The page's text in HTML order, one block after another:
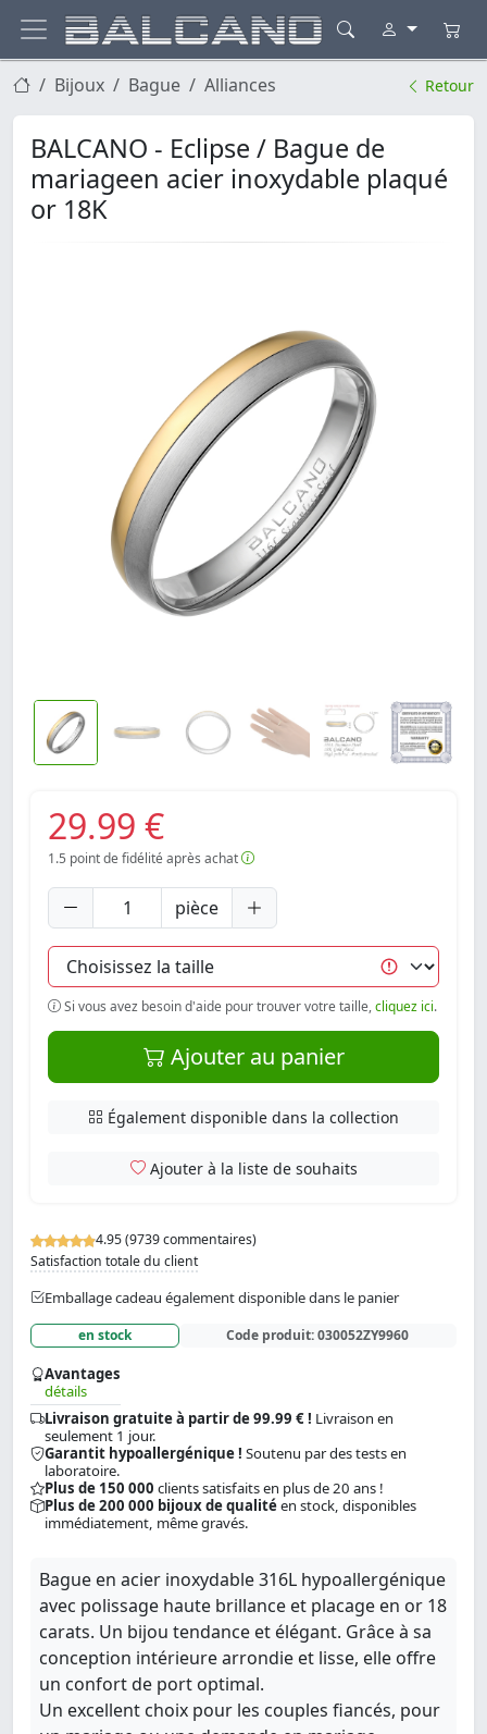
Bijoux Bague Alliances Retour
BALCANO - Eclipse / Bague de
mariageen acier inoxydable plaqué
or 18K
4.95 (9739 commentaires)
Satisfaction totale du client
Emballage cadeau également disponible dans le panier
en stock Code produit:030052ZY9960
Avantages
détails
Livraison gratuite à partir de 99.99 € ! Livraison en
seulement 1 jour.
Garantit hypoallergénique ! Soutenu par des tests en
laboratoire.
Plus de 150 000 clients satisfaits en plus de 20 ans !
Plus de 200 000 bijoux de qualitéen stock, disponibles
immédiatement, même gravés.
29.99 €
1.5 point de fidélité après achat
pièce
Si vous avez besoin d'aide pour trouver votre taille,cliquez ici.
Ajouter au panier
Également disponible dans la collection
Ajouter à la liste de souhaits
Bague en acier inoxydable 316L hypoallergénique
avec polissage haute brillance et placage en or 18
carats. Un bijou tendance et élégant. Grâce à sa
conception intérieure arrondie et lisse, elle offre
un confort de port optimal.
Un excellent choix pour les couples fiancés, pour